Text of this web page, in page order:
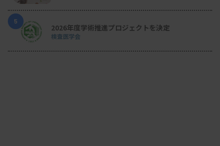
5
2026年度学術推進プロジェクトを決定
検査医学会